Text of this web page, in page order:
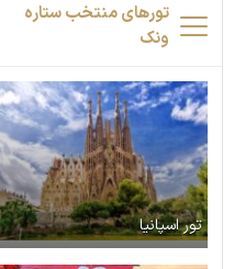
تورهای منتخب ستاره
ونک
تور اسپانیا